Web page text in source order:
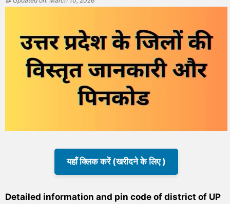
यहाँ क्लिक करें (खरीदने के लिए )
Detailed information and pin code of district of UP